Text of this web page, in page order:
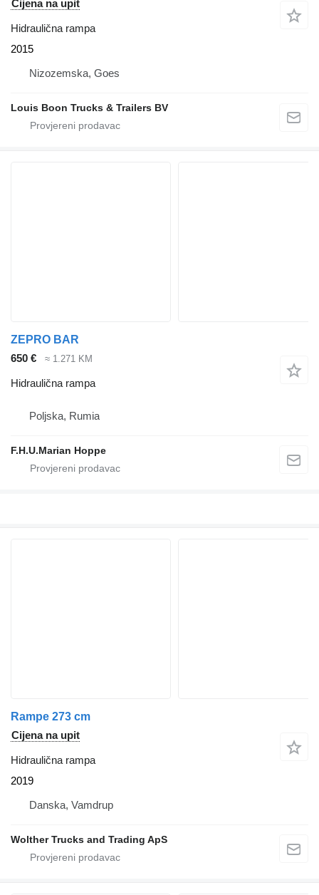
Cijena na upit
Hidraulična rampa
2015
Nizozemska, Goes
Louis Boon Trucks & Trailers BV
ZEPRO BAR
650 €
≈ 1.271 KM
Hidraulična rampa
Poljska, Rumia
F.H.U.Marian Hoppe
Rampe 273 cm
Cijena na upit
Hidraulična rampa
2019
Danska, Vamdrup
Wolther Trucks and Trading ApS